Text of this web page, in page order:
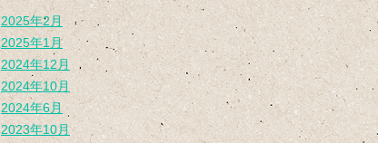
2025年2月
2025年1月
2024年12月
2024年10月
2024年6月
2023年10月